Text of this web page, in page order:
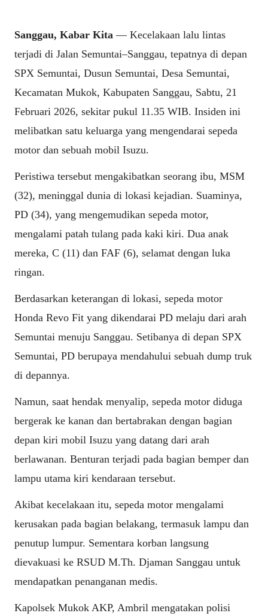
Sanggau, Kabar Kita — Kecelakaan lalu lintas
terjadi di Jalan Semuntai–Sanggau, tepatnya di depan
SPX Semuntai, Dusun Semuntai, Desa Semuntai,
Kecamatan Mukok, Kabupaten Sanggau, Sabtu, 21
Februari 2026, sekitar pukul 11.35 WIB. Insiden ini
melibatkan satu keluarga yang mengendarai sepeda
motor dan sebuah mobil Isuzu.
Peristiwa tersebut mengakibatkan seorang ibu, MSM
(32), meninggal dunia di lokasi kejadian. Suaminya,
PD (34), yang mengemudikan sepeda motor,
mengalami patah tulang pada kaki kiri. Dua anak
mereka, C (11) dan FAF (6), selamat dengan luka
ringan.
Berdasarkan keterangan di lokasi, sepeda motor
Honda Revo Fit yang dikendarai PD melaju dari arah
Semuntai menuju Sanggau. Setibanya di depan SPX
Semuntai, PD berupaya mendahului sebuah dump truk
di depannya.
Namun, saat hendak menyalip, sepeda motor diduga
bergerak ke kanan dan bertabrakan dengan bagian
depan kiri mobil Isuzu yang datang dari arah
berlawanan. Benturan terjadi pada bagian bemper dan
lampu utama kiri kendaraan tersebut.
Akibat kecelakaan itu, sepeda motor mengalami
kerusakan pada bagian belakang, termasuk lampu dan
penutup lumpur. Sementara korban langsung
dievakuasi ke RSUD M.Th. Djaman Sanggau untuk
mendapatkan penanganan medis.
Kapolsek Mukok AKP, Ambril mengatakan polisi